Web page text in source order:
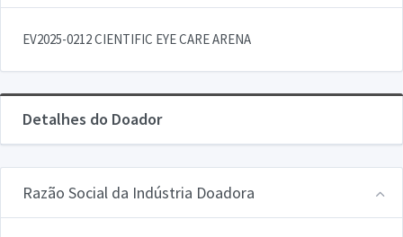
EV2025-0212 CIENTIFIC EYE CARE ARENA
Detalhes do Doador
Razão Social da Indústria Doadora